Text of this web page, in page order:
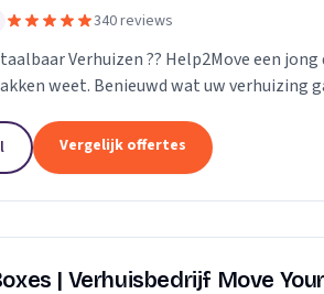
340 reviews
Verhuizen ?? Help2Move een
weet. Benieuwd wat uw verhuizing
Vergelijk offertes
| Verhuisbedrijf Move